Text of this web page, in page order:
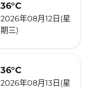
36°C
2026年08月12日(星
期三)
36°C
2026年08月13日(星